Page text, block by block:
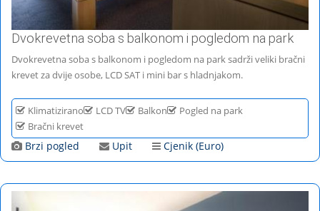
Dvokrevetna soba s balkonom i pogledom na park
Dvokrevetna soba s balkonom i pogledom na park sadrži veliki bračni
krevet za dvije osobe, LCD SAT i mini bar s hladnjakom.
Klimatizirano LCD TV Balkon
Pogled na park
Bračni krevet
Brzi pogled Upit Cjenik (Euro)